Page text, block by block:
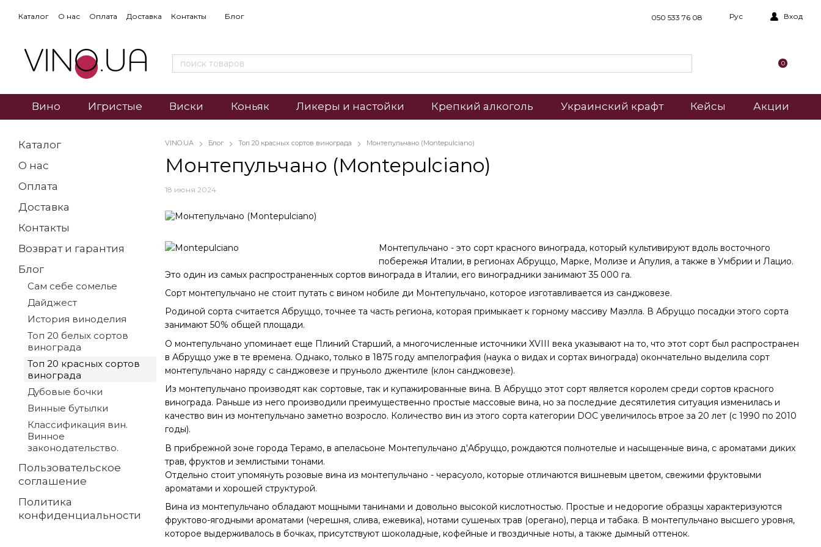
Каталог О нас Оплата Доставка Контакты Блог 050 533 76 08 Рус Вход
0
Вино Игристые Виски Коньяк Ликеры и настойки Крепкий алкоголь Украинский крафт Кейсы Акции
VINO.UA Блог Топ 20 красных сортов винограда Монтепульчано (Montepulciano)
Монтепульчано (Montepulciano)
18 июня 2024
Монтепульчано - это сорт красного винограда, который культивируют вдоль восточного
побережья Италии, в регионах Абруццо, Марке, Молизе и Апулия, а также в Умбрии и Лацио.
Это один из самых распространенных сортов винограда в Италии, его виноградники занимают 35 000 га.
Сорт монтепульчано не стоит путать с вином нобиле ди Монтепульчано, которое изготавливается из санджовезе.
Родиной сорта считается Абруццо, точнее та часть региона, которая примыкает к горному массиву Маэлла. В Абруццо посадки этого сорта
занимают 50% общей площади.
О монтепульчано упоминает еще Плиний Старший, а многочисленные источники XVIII века указывают на то, что этот сорт был распространен
в Абруццо уже в те времена. Однако, только в 1875 году ампелография (наука о видах и сортах винограда) окончательно выделила сорт
монтепульчано наряду с санджовезе и пруньоло джентиле (клон санджовезе).
Из монтепульчано производят как сортовые, так и купажированные вина. В Абруццо этот сорт является королем среди сортов красного
винограда. Раньше из него производили преимущественно простые массовые вина, но за последние десятилетия ситуация изменилась и
качество вин из монтепульчано заметно возросло. Количество вин из этого сорта категории DOC увеличилось втрое за 20 лет (с 1990 по 2010
годы).
В прибрежной зоне города Терамо, в апеласьоне Монтепульчано д'Абруццо, рождаются полнотелые и насыщенные вина, с ароматами диких
трав, фруктов и землистыми тонами.
Отдельно стоит упомянуть розовые вина из монтепульчано - черасуоло, которые отличаются вишневым цветом, свежими фруктовыми
ароматами и хорошей структурой.
Вина из монтепульчано обладают мощными танинами и довольно высокой кислотностью. Простые и недорогие образцы характеризуются
фруктово-ягодными ароматами (черешня, слива, ежевика), нотами сушеных трав (орегано), перца и табака. В монтепульчано высшего уровня,
которое выдерживалось в бочках, присутствуют шоколадные, кофейные и гвоздичные ноты, а также дымный оттенок.
Каталог
О нас
Оплата
Доставка
Контакты
Возврат и гарантия
Блог
Сам себе сомелье
Дайджест
История виноделия
Топ 20 белых сортов
винограда
Топ 20 красных сортов
винограда
Дубовые бочки
Винные бутылки
Классификация вин.
Винное
законодательство.
Пользовательское
соглашение
Политика
конфиденциальности